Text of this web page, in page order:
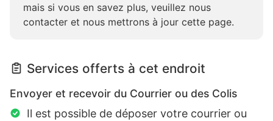
mais si vous en savez plus, veuillez nous
contacter et nous mettrons à jour cette page.
Services offerts à cet endroit
Envoyer et recevoir du Courrier ou des Colis
Il est possible de déposer votre courrier ou